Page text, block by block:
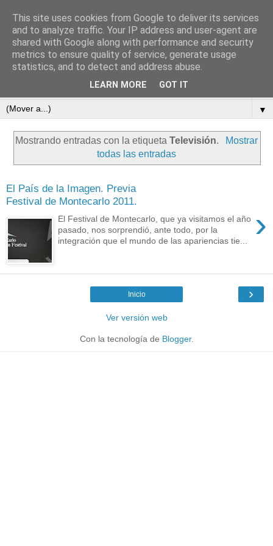
subtexto.es
—Escritos de José Ramón Otero Roko—
▼
Mostrando entradas con la etiquetaTelevisión.
Mostrar
todas las entradas
El País de la Imagen. Previa
Festival de Montecarlo 2011.
›
El Festival de Montecarlo, que ya visitamos el año
pasado, nos sorprendió, ante todo, por la
integración que el mundo de las apariencias tie...
›
Inicio
Ver versión web
Con la tecnología de Blogger.
This site uses cookies from Google to deliver its services
and to analyze traffic. Your IP address and user-agent are
shared with Google along with performance and security
metrics to ensure quality of service, generate usage
statistics, and to detect and address abuse.
LEARN MORE GOT IT